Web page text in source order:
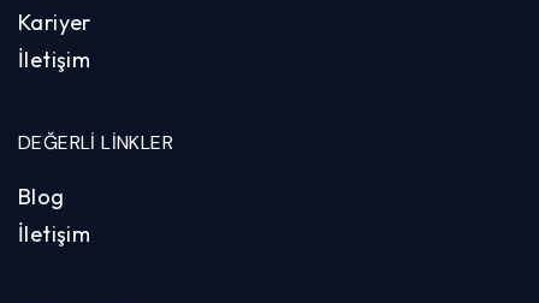
Kariyer
İletişim
DEĞERLI LINKLER
Blog
İletişim